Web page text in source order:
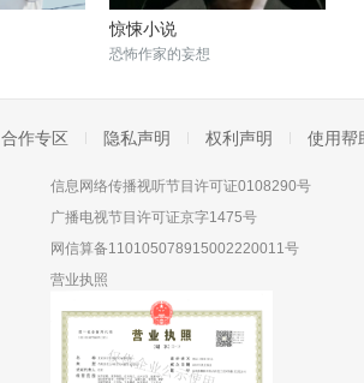
惊悚小说
恐怖作家的妄想
合作专区 隐私声明 权利声明 使用帮
信息网络传播视听节目许可证0108290号
广播电视节目许可证京字1475号
网信算备110105078915002220011号
营业执照